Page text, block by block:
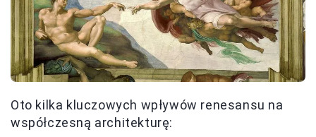
Oto kilka kluczowych wpływów renesansu na
współczesną architekturę: